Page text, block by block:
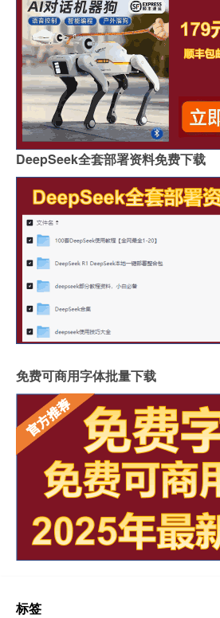
DeepSeek全套部署资料免费下载
免费可商用字体批量下载
标签